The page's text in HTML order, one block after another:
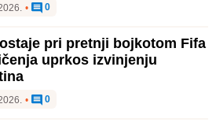
• 0
pri pretnji bojkotom Fifa
uprkos izvinjenju
• 0